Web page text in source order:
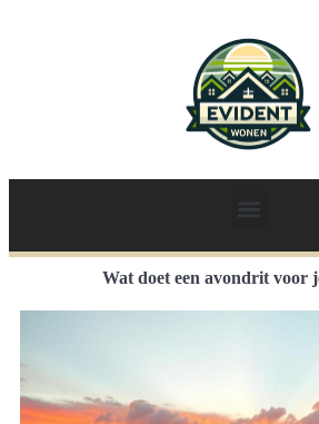
Wat doet een avondrit voor